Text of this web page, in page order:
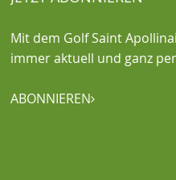
Mit dem Golf Saint
immer aktuell und ganz
ABONNIEREN